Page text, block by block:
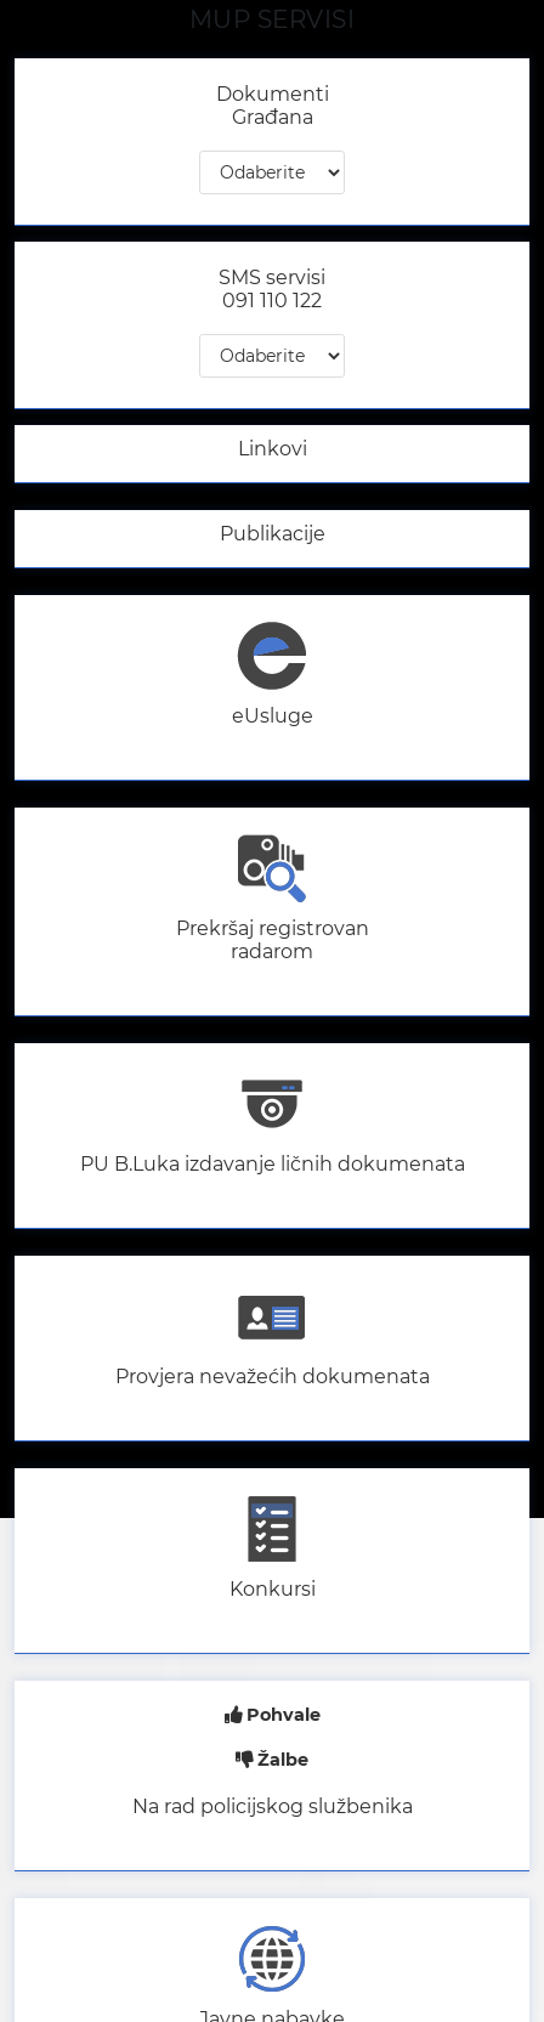
MUP SERVISI
Dokumenti
Građana
SMS servisi
091 110 122​
Linkovi
Publikacije
eUsluge
Prekršaj registrovan
radarom
PU B.Luka izdavanje ličnih dokumenata
Provjera nevažećih dokumenata
Konkursi
Pohvale
Žalbe
Na rad policijskog službenika